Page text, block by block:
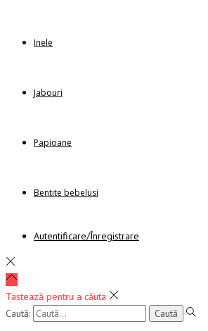
Inele
Jabouri
Papioane
Bentite bebelusi
Autentificare/Înregistrare
Tastează pentru a căuta
Caută: